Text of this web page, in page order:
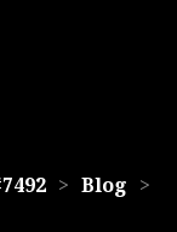
> Blog >